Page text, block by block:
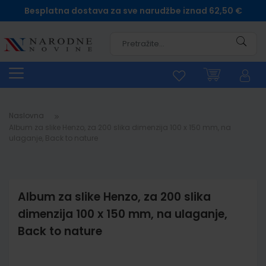
Besplatna dostava za sve narudžbe iznad 62,50 €
Naslovna
Album za slike Henzo, za 200 slika
dimenzija 100 x 150 mm, na ulaganje,
Back to nature